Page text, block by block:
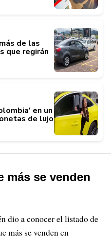
de las
que regirán
en un
de lujo
más se venden
dio a conocer el listado de
más se venden en